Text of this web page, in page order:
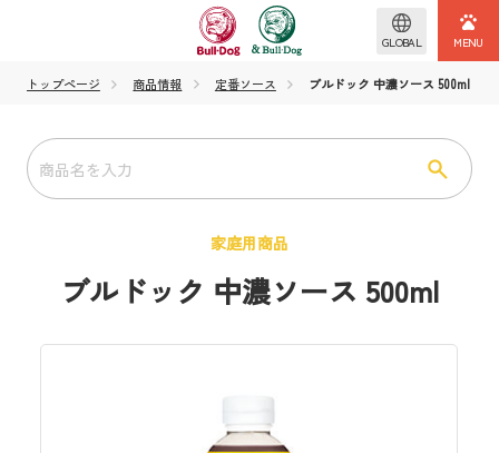
GLOBAL
トップページ 商品情報 定番ソース ブルドック 中濃ソース 500ml
家庭用商品
ブルドック 中濃ソース 500ml